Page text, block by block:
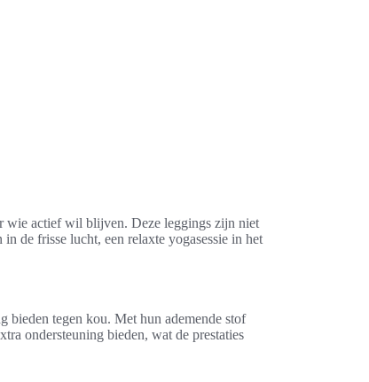
wie actief wil blijven. Deze leggings zijn niet
de frisse lucht, een relaxte yogasessie in het
bieden tegen kou. Met hun ademende stof
ondersteuning bieden, wat de prestaties